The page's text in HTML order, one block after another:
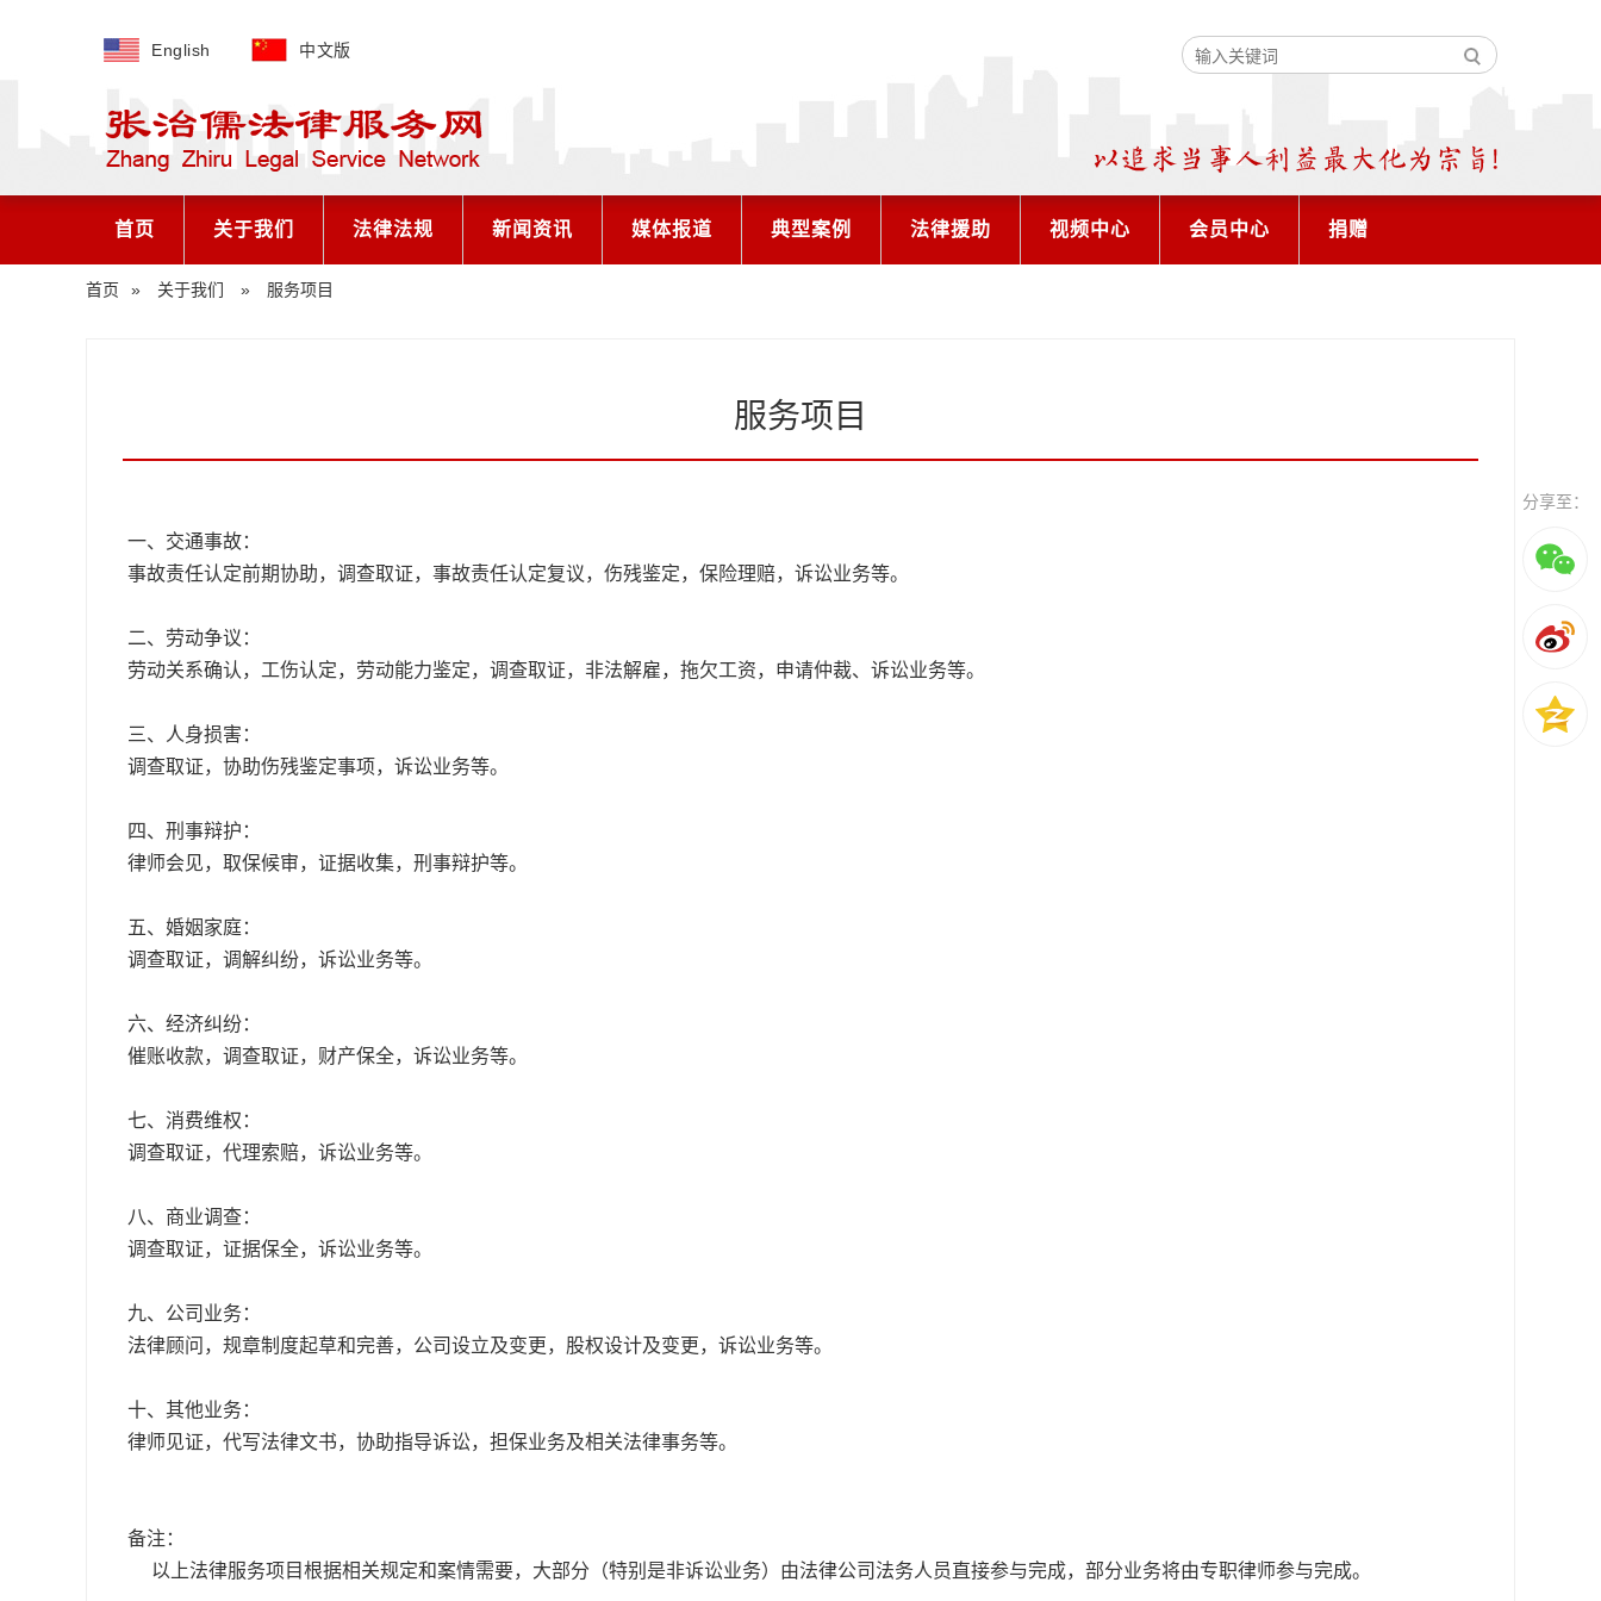
English 中文版
首页 关于我们 法律法规 新闻资讯 媒体报道 典型案例 法律援助 视频中心 会员中心 捐赠
首页 » 关于我们 » 服务项目
服务项目
一、交通事故：
事故责任认定前期协助，调查取证，事故责任认定复议，伤残鉴定，保险理赔，诉讼业务等。
二、劳动争议：
劳动关系确认，工伤认定，劳动能力鉴定，调查取证，非法解雇，拖欠工资，申请仲裁、诉讼业务等。
三、人身损害：
调查取证，协助伤残鉴定事项，诉讼业务等。
四、刑事辩护：
律师会见，取保候审，证据收集，刑事辩护等。
五、婚姻家庭：
调查取证，调解纠纷，诉讼业务等。
六、经济纠纷：
催账收款，调查取证，财产保全，诉讼业务等。
七、消费维权：
调查取证，代理索赔，诉讼业务等。
八、商业调查：
调查取证，证据保全，诉讼业务等。
九、公司业务：
法律顾问，规章制度起草和完善，公司设立及变更，股权设计及变更，诉讼业务等。
十、其他业务：
律师见证，代写法律文书，协助指导诉讼，担保业务及相关法律事务等。
备注：
以上法律服务项目根据相关规定和案情需要，大部分（特别是非诉讼业务）由法律公司法务人员直接参与完成，部分业务将由专职律师参与完成。
分享至：